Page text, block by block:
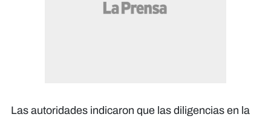
Las autoridades indicaron que las diligencias en la